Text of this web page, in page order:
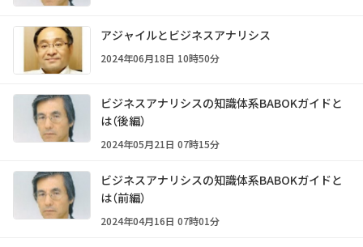
アジャイルとビジネスアナリシス
2024年06月18日 10時50分
ビジネスアナリシスの知識体系BABOKガイドと
は（後編）
2024年05月21日 07時15分
ビジネスアナリシスの知識体系BABOKガイドと
は（前編）
2024年04月16日 07時01分